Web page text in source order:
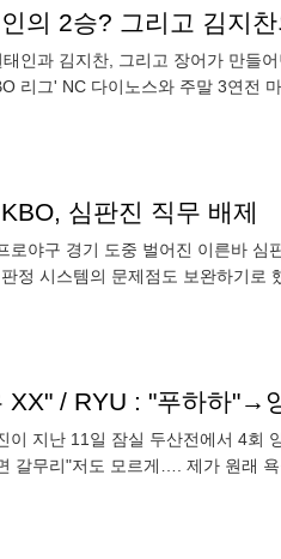
의 2승? 그리고 김지
인과 김지찬, 그리고 장어가 만들
리그' NC 다이노스와 주말 3연전
심판진 직무 배제
야구 경기 도중 벌어진 이른바 심
정 시스템의 문제점도 보완하기
이 지난 11일 잠실 두산전에서 4회
갈무리"저도 모르게…. 제가 원래